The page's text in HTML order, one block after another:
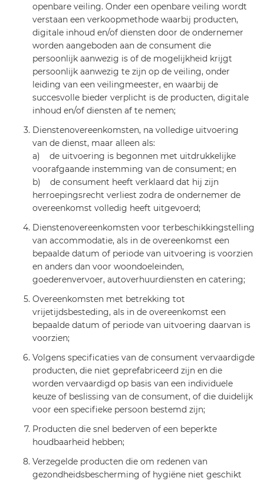
openbare veiling. Onder een openbare veiling wordt
verstaan een verkoopmethode waarbij producten,
digitale inhoud en/of diensten door de ondernemer
worden aangeboden aan de consument die
persoonlijk aanwezig is of de mogelijkheid krijgt
persoonlijk aanwezig te zijn op de veiling, onder
leiding van een veilingmeester, en waarbij de
succesvolle bieder verplicht is de producten, digitale
inhoud en/of diensten af te nemen;
Dienstenovereenkomsten, na volledige uitvoering
van de dienst, maar alleen als:
a) de uitvoering is begonnen met uitdrukkelijke
voorafgaande instemming van de consument; en
b) de consument heeft verklaard dat hij zijn
herroepingsrecht verliest zodra de ondernemer de
overeenkomst volledig heeft uitgevoerd;
Dienstenovereenkomsten voor terbeschikkingstelling
van accommodatie, als in de overeenkomst een
bepaalde datum of periode van uitvoering is voorzien
en anders dan voor woondoeleinden,
goederenvervoer, autoverhuurdiensten en catering;
Overeenkomsten met betrekking tot
vrijetijdsbesteding, als in de overeenkomst een
bepaalde datum of periode van uitvoering daarvan is
voorzien;
Volgens specificaties van de consument vervaardigde
producten, die niet geprefabriceerd zijn en die
worden vervaardigd op basis van een individuele
keuze of beslissing van de consument, of die duidelijk
voor een specifieke persoon bestemd zijn;
Producten die snel bederven of een beperkte
houdbaarheid hebben;
Verzegelde producten die om redenen van
gezondheidsbescherming of hygiëne niet geschikt